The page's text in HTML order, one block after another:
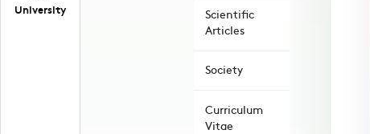
University
Scientific
Articles
Society
Curriculum
Vitae